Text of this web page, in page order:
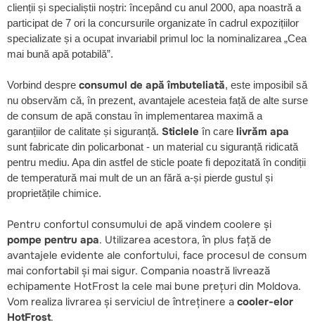
clienții și specialiștii noștri: începând cu anul 2000, apa noastră a
participat de 7 ori la concursurile organizate în cadrul expozițiilor
specializate și a ocupat invariabil primul loc la nominalizarea „Cea
mai bună apă potabilă”.
Vorbind despre consumul de apă îmbuteliată, este imposibil să
nu observăm că, în prezent, avantajele acesteia față de alte surse
de consum de apă constau în implementarea maximă a
garanțiilor de calitate și siguranță. Sticlele în care livrăm apa
sunt fabricate din policarbonat - un material cu siguranță ridicată
pentru mediu. Apa din astfel de sticle poate fi depozitată în condiții
de temperatură mai mult de un an fără a-și pierde gustul și
proprietățile chimice.
Pentru confortul consumului de apă vindem coolere și
pompe pentru apa. Utilizarea acestora, în plus față de
avantajele evidente ale confortului, face procesul de consum
mai confortabil și mai sigur. Compania noastră livrează
echipamente HotFrost la cele mai bune prețuri din Moldova.
Vom realiza livrarea și serviciul de întreținere a cooler-elor
HotFrost.